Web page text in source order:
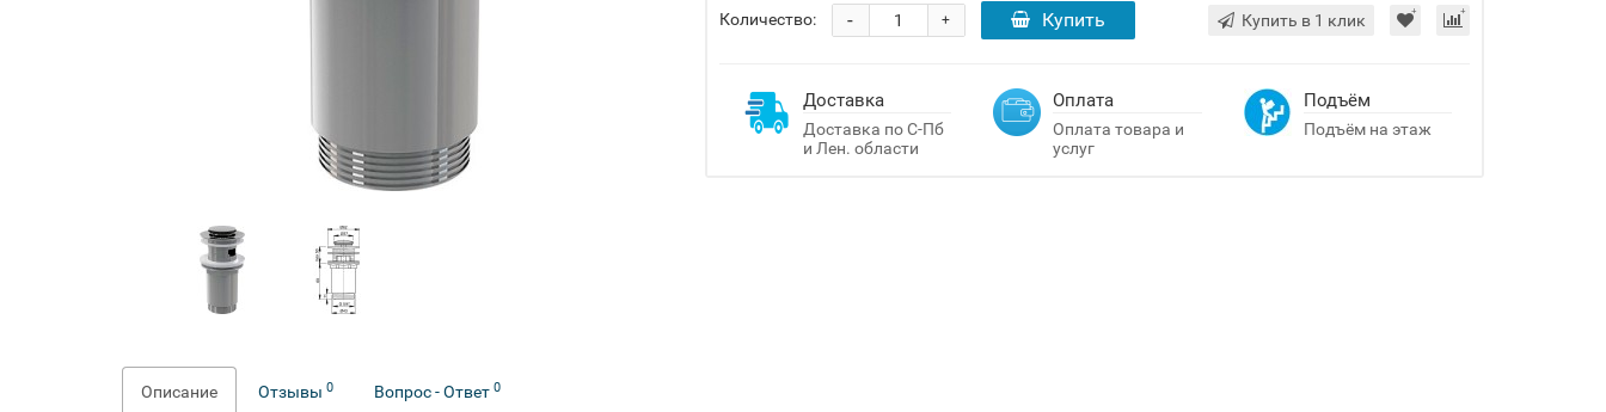
Количество: +
- Купить Купить в 1 клик
Доставка
Доставка по С-Пб
и Лен. области
Оплата
Оплата товара и
услуг
Подъём
Подъём на этаж
Описание Отзывы 0 Вопрос - Ответ 0